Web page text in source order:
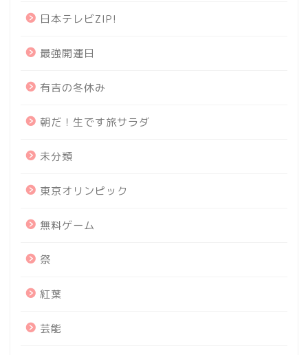
日本テレビZIP!
最強開運日
有吉の冬休み
朝だ！生です旅サラダ
未分類
東京オリンピック
無料ゲーム
祭
紅葉
芸能